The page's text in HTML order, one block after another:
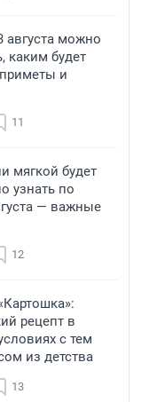
августа можно
каким будет
и
11
мягкой будет
узнать по
— важные
12
рецепт в
с тем
из детства
13